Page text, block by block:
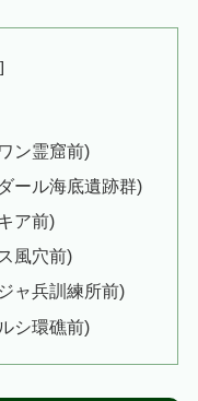
ン霊窟前)
ール海底遺跡群)
ア前)
風穴前)
ャ兵訓練所前)
シ環礁前)